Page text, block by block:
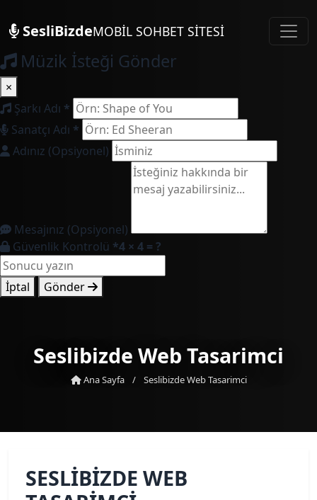
SesliBizdeMOBİL SOHBET SİTESİ
Müzik İsteği Gönder
×
Şarkı Adı *
Sanatçı Adı *
Adınız (Opsiyonel)
Mesajınız (Opsiyonel)
Güvenlik Kontrolü *4 × 4 = ?
İptal Gönder
Seslibizde Web Tasarimci
Ana Sayfa / Seslibizde Web Tasarimci
SESLIBIZDE WEB